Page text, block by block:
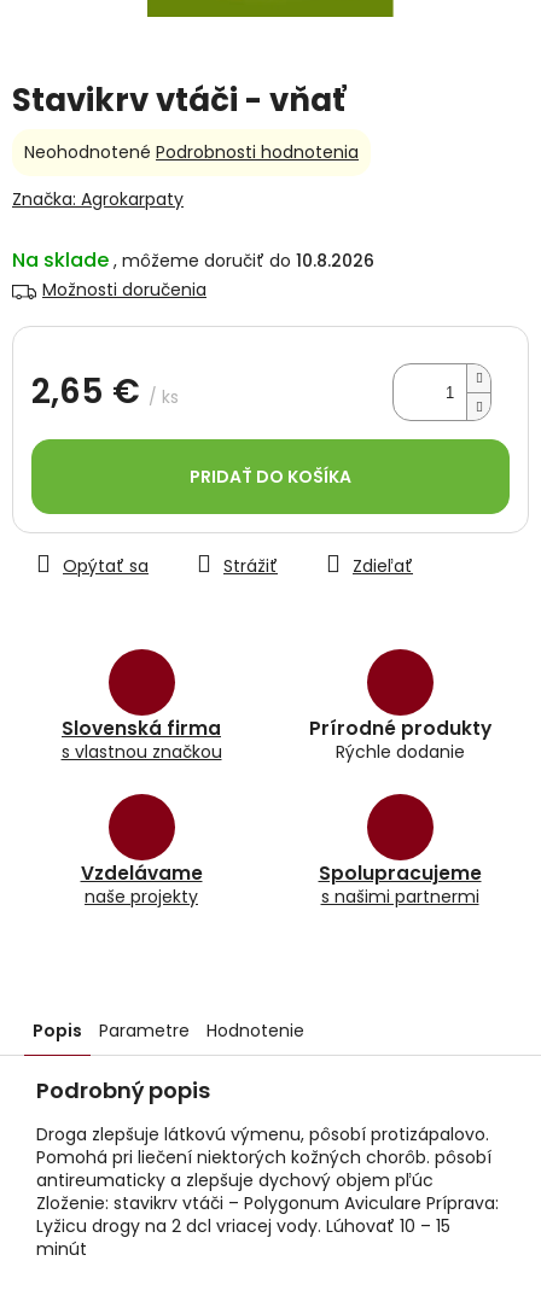
Stavikrv vtáči - vňať
Na sklade
10.8.2026
Možnosti doručenia
2,65 € / ks
cena:
PRIDAŤ DO KOŠÍKA
Slovenská firma
s vlastnou značkou
Prírodné produkty
Rýchle dodanie
Vzdelávame
naše projekty
Spolupracujeme
s našimi partnermi
Opýtať sa Strážiť Zdieľať
Priemerné
produktu
z
5
Neohodnotené Podrobnosti hodnotenia
Značka: Agrokarpaty
Popis Parametre Hodnotenie
Podrobný popis
Droga zlepšuje látkovú výmenu, pôsobí protizápalovo.
Pomohá pri liečení niektorých kožných chorôb. pôsobí
antireumaticky a zlepšuje dychový objem pľúc
Zloženie: stavikrv vtáči – Polygonum Aviculare Príprava:
Lyžicu drogy na 2 dcl vriacej vody. Lúhovať 10 – 15
minút